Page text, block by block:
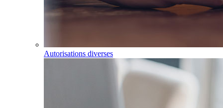
Autorisations diverses